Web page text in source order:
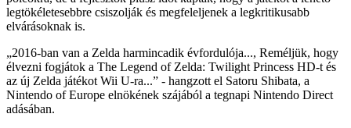
legtökéletesebbre csiszolják és megfeleljenek a legkritikusabb
elvárásoknak is.
„2016-ban van a Zelda harmincadik évfordulója..., Reméljük, hogy
élvezni fogjátok a The Legend of Zelda: Twilight Princess HD-t és
az új Zelda játékot Wii U-ra...” - hangzott el Satoru Shibata, a
Nintendo of Europe elnökének szájából a tegnapi Nintendo Direct
adásában.